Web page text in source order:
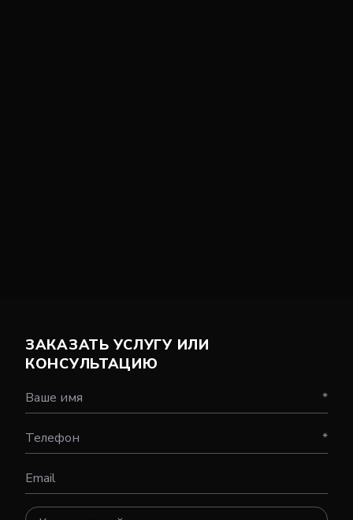
ЗАКАЗАТЬ УСЛУГУ ИЛИ
КОНСУЛЬТАЦИЮ
Ваше имя *
Телефон *
Email